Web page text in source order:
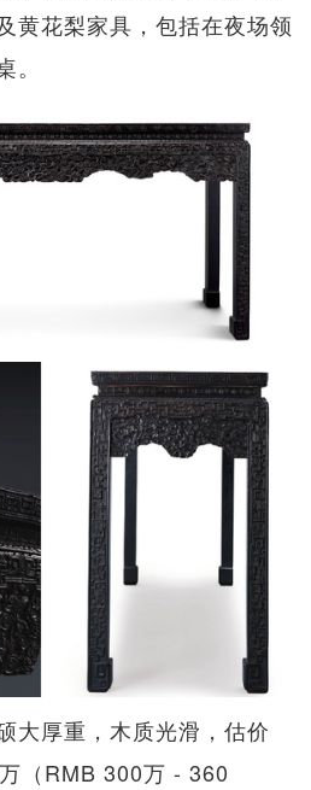
黄花梨家具，包括在夜场领
大厚重，木质光滑，估价
（RMB 300万 - 360